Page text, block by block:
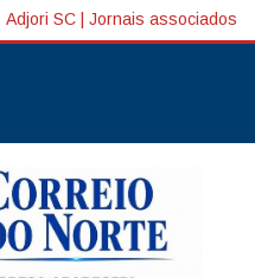
Adjori SC Jornais associados